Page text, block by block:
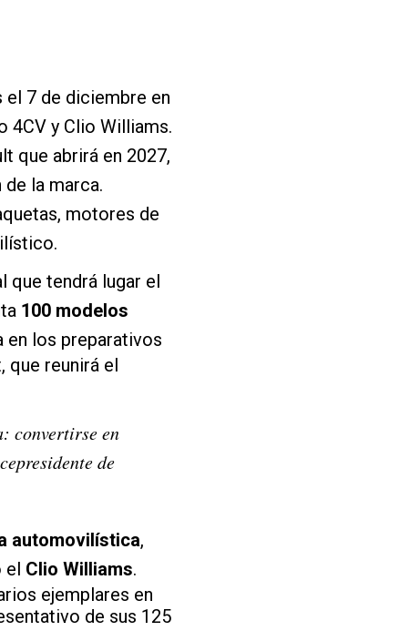
7 de diciembre en
4CV y Clio Williams.
que abrirá en 2027,
la marca.
motores de
que tendrá lugar el
100 modelos
en los preparativos
que reunirá el
convertirse en
de
automovilística,
el Clio Williams.
ejemplares en
de sus 125